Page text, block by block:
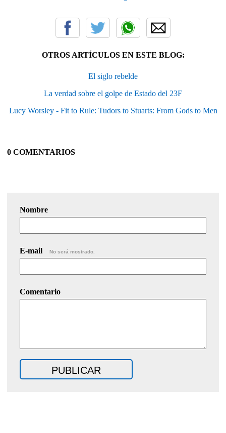
OTROS ARTÍCULOS EN ESTE BLOG:
El siglo rebelde
La verdad sobre el golpe de Estado del 23F
Lucy Worsley - Fit to Rule: Tudors to Stuarts: From Gods to Men
0 COMENTARIOS
Nombre
E-mail No será mostrado.
Comentario